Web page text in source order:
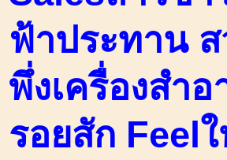
ฟ้าประทาน
พึ่งเครื่องสำ
รอยสัก Feel